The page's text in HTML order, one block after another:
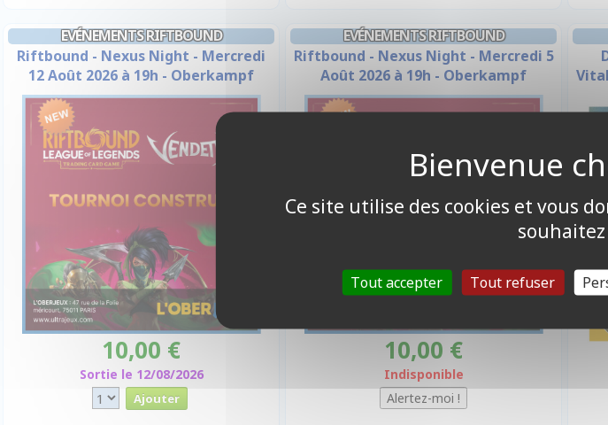
EVÉNEMENTS RIFTBOUND
Riftbound - Nexus Night - Mercredi
12 Août 2026 à 19h - Oberkampf
10,00 €
Sortie le 12/08/2026
EVÉNEMENTS RIFTBOUND
Riftbound - Nexus Night - Mercredi 5
Août 2026 à 19h - Oberkampf
10,00 €
Indisponible
Ce site utilise des cookies et vous
Tout accepter Tout refuser